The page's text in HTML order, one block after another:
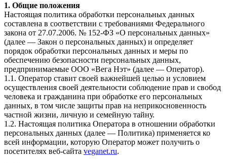
1. Общие положения
Настоящая политика обработки персональных данных
составлена в соответствии с требованиями Федерального
закона от 27.07.2006. № 152-ФЗ «О персональных данных»
(далее — Закон о персональных данных) и определяет
порядок обработки персональных данных и меры по
обеспечению безопасности персональных данных,
предпринимаемые ООО «Вега Нэт» (далее — Оператор).
1.1. Оператор ставит своей важнейшей целью и условием
осуществления своей деятельности соблюдение прав и свобод
человека и гражданина при обработке его персональных
данных, в том числе защиты прав на неприкосновенность
частной жизни, личную и семейную тайну.
1.2. Настоящая политика Оператора в отношении обработки
персональных данных (далее — Политика) применяется ко
всей информации, которую Оператор может получить о
посетителях веб-сайта veganet.ru.